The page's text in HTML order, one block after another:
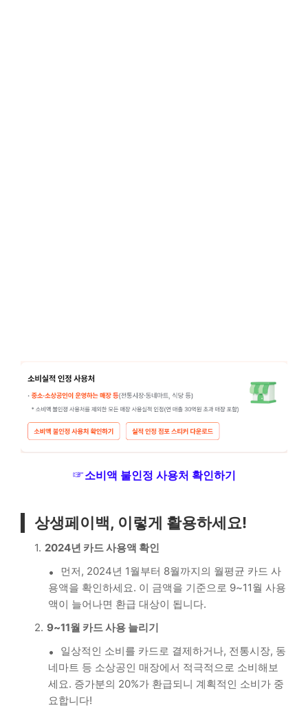
☞소비액 불인정 사용처 확인하기
상생페이백, 이렇게 활용하세요!
2024년 카드 사용액 확인
먼저, 2024년 1월부터 8월까지의 월평균 카드 사
용액을 확인하세요. 이 금액을 기준으로 9~11월 사용
액이 늘어나면 환급 대상이 됩니다.
9~11월 카드 사용 늘리기
일상적인 소비를 카드로 결제하거나, 전통시장, 동
네마트 등 소상공인 매장에서 적극적으로 소비해보
세요. 증가분의 20%가 환급되니 계획적인 소비가 중
요합니다!